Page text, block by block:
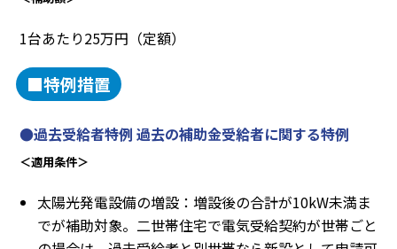
1台あたり25万円（定額）
■特例措置
●過去受給者特例 過去の補助金受給者に関する特例
＜適用条件＞
太陽光発電設備の増設：増設後の合計が10kW未満ま
でが補助対象。二世帯住宅で電気受給契約が世帯ごと